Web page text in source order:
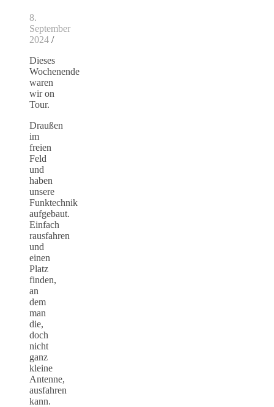
8.
September
2024 /
Dieses
Wochenende
waren
wir on
Tour.
Draußen
im
freien
Feld
und
haben
unsere
Funktechnik
aufgebaut.
Einfach
rausfahren
und
einen
Platz
finden,
an
dem
man
die,
doch
nicht
ganz
kleine
Antenne,
ausfahren
kann.